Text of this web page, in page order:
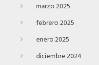
marzo 2025
febrero 2025
enero 2025
diciembre 2024